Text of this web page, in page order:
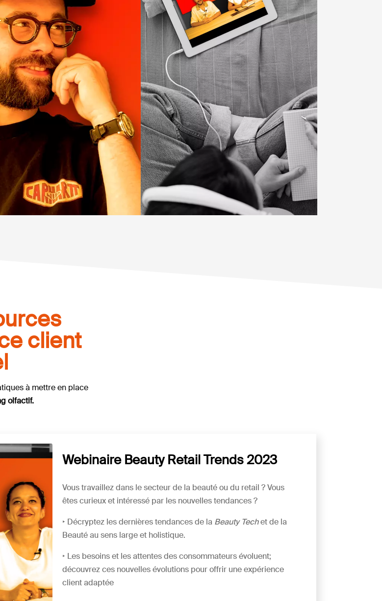
client
à mettre en place
olfactif.
Webinaire Beauty Retail Trends 2023
Vous travaillez dans le secteur de la beauté ou du retail ? Vous
êtes curieux et intéressé par les nouvelles tendances ?
‣ Décryptez les dernières tendances de la Beauty Techet de la
Beauté au sens large et holistique.
‣ Les besoins et les attentes des consommateurs évoluent;
découvrez ces nouvelles évolutions pour offrir une expérience
client adaptée